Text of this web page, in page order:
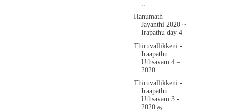
Hanumath
Jayanthi 2020 ~
Irapathu day 4
Thiruvallikkeni -
Iraapathu
Uthsavam 4 –
2020
Thiruvallikkeni -
Iraapathu
Uthsavam 3 -
2020 த...